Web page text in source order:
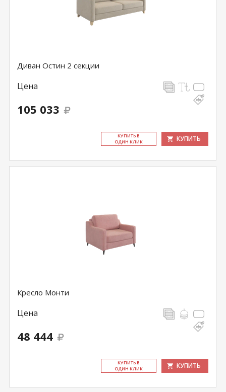
Диван Остин 2 секции
Цена
105 033
КУ­ПИТЬ В
ОДИН КЛИК
КУПИТЬ
Кресло Монти
Цена
48 444
КУ­ПИТЬ В
ОДИН КЛИК
КУПИТЬ